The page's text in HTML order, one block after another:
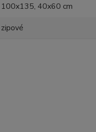
100x135, 40x60 cm
zipové